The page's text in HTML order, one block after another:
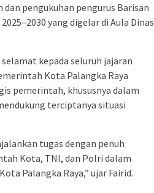
pengukuhan pengurus Barisan
yang digelar di Aula Dinas
kepada seluruh jajaran
Kota Palangka Raya
pemerintah, khususnya dalam
terciptanya situasi
tugas dengan penuh
Kota, TNI, dan Polri dalam
Palangka Raya,” ujar Fairid.